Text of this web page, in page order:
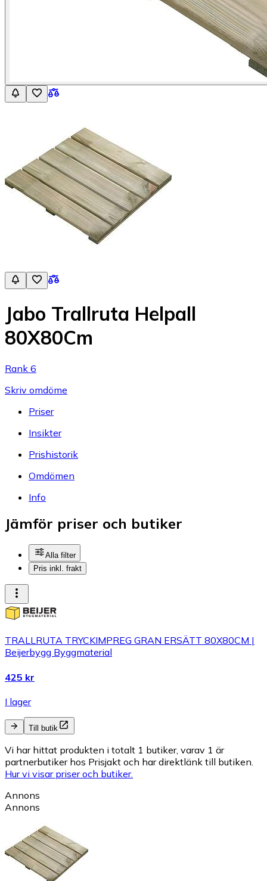
Jabo Trallruta Helpall
80X80Cm
Rank 6
Skriv omdöme
Priser
Insikter
Prishistorik
Omdömen
Info
Jämför priser och butiker
Alla filter
Pris inkl. frakt
TRALLRUTA TRYCKIMPREG GRAN ERSÄTT 80X80CM |
Beijerbygg Byggmaterial
425 kr
I lager
Till butik
Vi har hittat produkten i totalt 1 butiker, varav 1 är
partnerbutiker hos Prisjakt och har direktlänk till butiken.
Hur vi visar priser och butiker.
Annons
Annons